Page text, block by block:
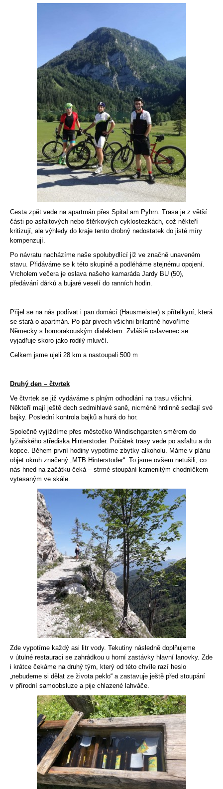
Cesta zpět vede na apartmán přes Spital am Pyhrn. Trasa je z větší
části po asfaltových nebo štěrkových cyklostezkách, což někteří
kritizují, ale výhledy do kraje tento drobný nedostatek do jisté míry
kompenzují.
Po návratu nacházíme naše spolubydlící již ve značně unaveném
stavu. Přidáváme se k této skupině a podléháme stejnému opojení.
Vrcholem večera je oslava našeho kamaráda Jardy BU (50),
předávání dárků a bujaré veselí do ranních hodin.
Přijel se na nás podívat i pan domácí (Hausmeister) s přítelkyní, která
se stará o apartmán. Po pár pivech všichni brilantně hovoříme
Německy s hornorakouským dialektem. Zvláště oslavenec se
vyjadřuje skoro jako rodilý mluvčí.
Celkem jsme ujeli 28 km a nastoupali 500 m
Druhý den – čtvrtek
Ve čtvrtek se již vydáváme s plným odhodlání na trasu všichni.
Někteří mají ještě dech sedmihlavé saně, nicméně hrdinně sedlají své
bajky. Poslední kontrola bajků a hurá do hor.
Společně vyjíždíme přes městečko Windischgarsten směrem do
lyžařského střediska Hinterstoder. Počátek trasy vede po asfaltu a do
kopce. Během první hodiny vypotíme zbytky alkoholu. Máme v plánu
objet okruh značený „MTB Hinterstoder“. To jsme ovšem netušili, co
nás hned na začátku čeká – strmé stoupání kamenitým chodníčkem
vytesaným ve skále.
Zde vypotíme každý asi litr vody. Tekutiny následně doplňujeme
v útulné restauraci se zahrádkou u horní zastávky hlavní lanovky. Zde
i krátce čekáme na druhý tým, který od této chvíle razí heslo
„nebudeme si dělat ze života peklo“ a zastavuje ještě před stoupání
v přírodní samoobsluze a pije chlazené lahváče.